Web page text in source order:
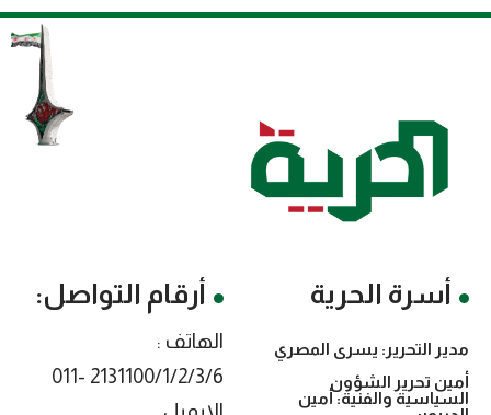
أسرة الحرية
مدير التحرير: يسرى المصري
أمين تحرير الشؤون
السياسية والفنية: أمين
أرقام التواصل:
الهاتف :
2131100/1/2/3/6 -011